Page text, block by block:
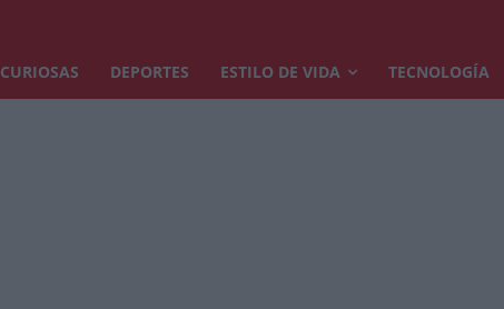
CURIOSAS DEPORTES ESTILO DE VIDA TECNOLOGÍA